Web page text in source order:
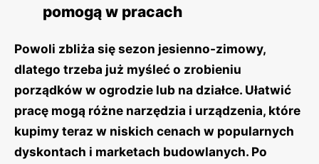
pomogą w pracach
Powoli zbliża się sezon jesienno-zimowy,
dlatego trzeba już myśleć o zrobieniu
porządków w ogrodzie lub na działce. Ułatwić
pracę mogą różne narzędzia i urządzenia, które
kupimy teraz w niskich cenach w popularnych
dyskontach i marketach budowlanych. Po